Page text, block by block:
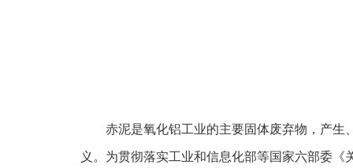
赤泥是氧化铝工业的主要固体废弃物，产生
义。为贯彻落实工业和信息化部等国家六部委